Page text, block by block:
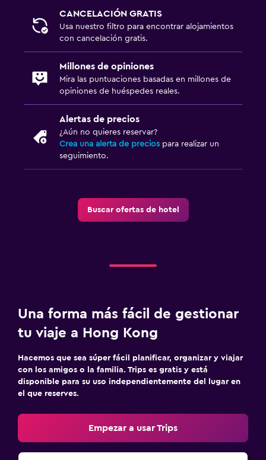
CANCELACIÓN GRATIS
Usa nuestro filtro para encontrar alojamientos
con cancelación gratis.
Millones de opiniones
Mira las puntuaciones basadas en millones de
opiniones de huéspedes reales.
Alertas de precios
¿Aún no quieres reservar?
Crea una alerta de precios para realizar un
seguimiento.
Buscar ofertas de hotel
Una forma más fácil de gestionar
tu viaje a Hong Kong
Hacemos que sea súper fácil planificar, organizar y viajar
con los amigos o la familia. Trips es gratis y está
disponible para su uso independientemente del lugar en
el que reserves.
Empezar a usar Trips